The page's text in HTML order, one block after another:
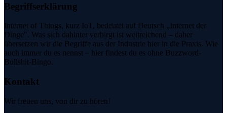
Begriffserklärung
Internet of Things, kurz IoT, bedeutet auf Deutsch „Internet der
Dinge". Was sich dahinter verbirgt ist weitreichend – daher
übersetzen wir die Begriffe aus der Industrie hier in die Praxis. Wie
auch immer du es nennst – hier findest du es ohne Buzzword-
Bullshit-Bingo.
Kontakt
Wir freuen uns, von dir zu hören!